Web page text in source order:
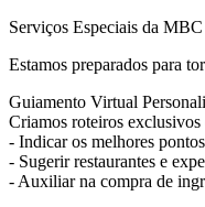
Serviços Especiais da
Estamos preparados para
Guiamento Virtual
Criamos roteiros exclusivos
- Indicar os melhores
- Sugerir restaurantes e
- Auxiliar na compra de